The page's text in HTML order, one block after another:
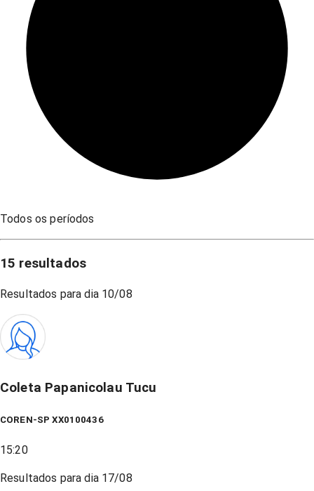
Todos os períodos
15 resultados
Resultados para dia 10/08
Coleta Papanicolau Tucu
COREN-SP XX0100436
15:20
Resultados para dia 17/08